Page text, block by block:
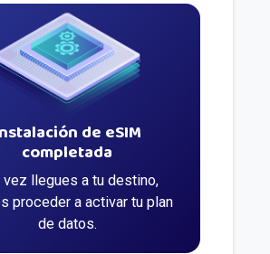
de eSIM
completada
vez llegues a tu destino,
proceder a activar tu plan
de datos.